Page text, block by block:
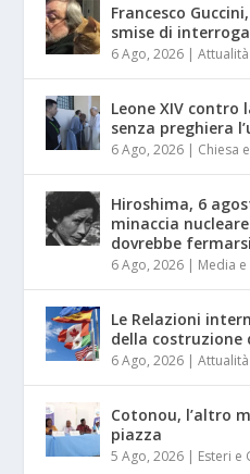
Francesco
smise di
6 Ago, 2026 |
Leone XIV contro
senza preghiera
6 Ago, 2026 | Chiesa
Hiroshima, 6
minaccia
dovrebbe fermarsi
6 Ago, 2026 | Media
Le Relazioni
della costruzione
6 Ago, 2026 |
Cotonou, l’altro
piazza
5 Ago, 2026 | Esteri e